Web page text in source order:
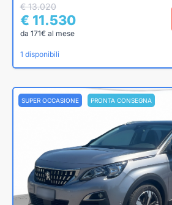
€ 13.020
€ 11.530
da 171€ al mese
1 disponibili
SUPER OCCASIONE PRONTA CONSEGNA